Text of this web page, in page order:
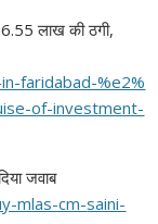
लाख की ठगी,
faridabad-%e2%
of-investment-
जवाब
mlas-cm-saini-